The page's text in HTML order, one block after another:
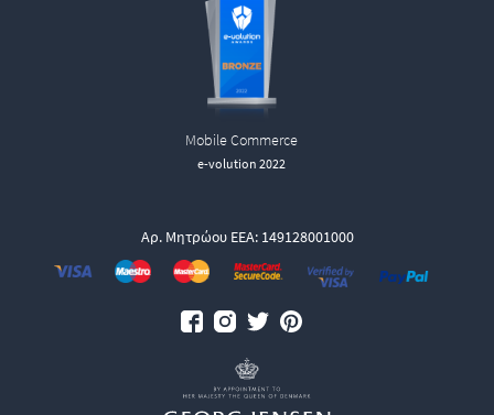
Mobile Commerce
e-volution 2022
Αρ. Μητρώου ΕΕΑ: 149128001000